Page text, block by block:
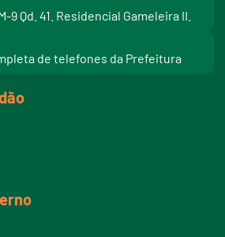
9 Qd. 41. Residencial Gameleira II.
de telefones da Prefeitura